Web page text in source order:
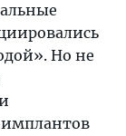
Но не
имплантов